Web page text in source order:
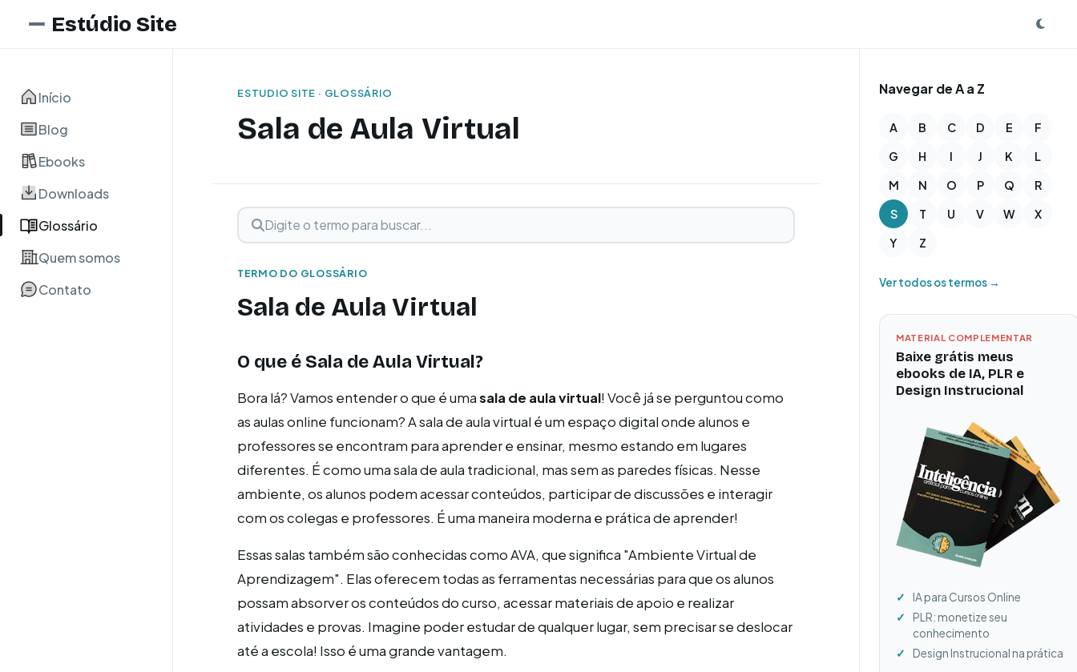
Estúdio Site
Início
Blog
Ebooks
Downloads
Glossário
Quem somos
Contato
ESTUDIO SITE · GLOSSÁRIO
Sala de Aula Virtual
Buscar termo
Digite o termo para buscar
TERMO DO GLOSSÁRIO
Sala de Aula Virtual
O que é Sala de Aula Virtual?
Bora lá? Vamos entender o que é umasala de aula virtual! Você já se perguntou como
as aulas online funcionam? A sala de aula virtual é um espaço digital onde alunos e
professores se encontram para aprender e ensinar, mesmo estando em lugares
diferentes. É como uma sala de aula tradicional, mas sem as paredes físicas. Nesse
ambiente, os alunos podem acessar conteúdos, participar de discussões e interagir
com os colegas e professores. É uma maneira moderna e prática de aprender!
Essas salas também são conhecidas como AVA, que significa "Ambiente Virtual de
Aprendizagem". Elas oferecem todas as ferramentas necessárias para que os alunos
possam absorver os conteúdos do curso, acessar materiais de apoio e realizar
atividades e provas. Imagine poder estudar de qualquer lugar, sem precisar se deslocar
até a escola! Isso é uma grande vantagem.
Navegar de A a Z
A B C D E
F
G
H I J K
L
M
N O P Q
R
S
T U V W
X
Y
Z
Ver todos os termos →
MATERIAL COMPLEMENTAR
Baixe grátis meus
ebooks de IA, PLR e
Design Instrucional
IA para Cursos Online
PLR: monetize seu
conhecimento
Design Instrucional na prática